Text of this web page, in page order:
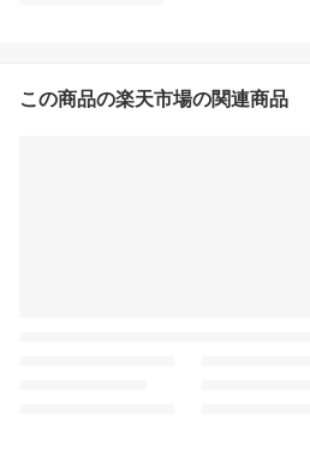
この商品の楽天市場の関連商品